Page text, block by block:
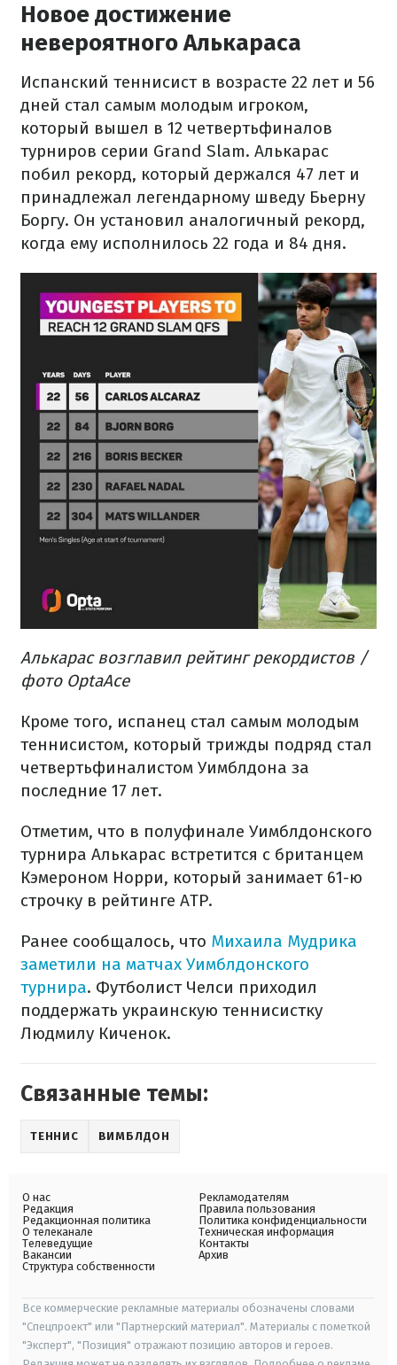
Новое достижение
невероятного Алькараса
Испанский теннисист в возрасте 22 лет и 56
дней стал самым молодым игроком,
который вышел в 12 четвертьфиналов
турниров серии Grand Slam. Алькарас
побил рекорд, который держался 47 лет и
принадлежал легендарному шведу Бьерну
Боргу. Он установил аналогичный рекорд,
когда ему исполнилось 22 года и 84 дня.
Алькарас возглавил рейтинг рекордистов /
фото OptaAce
Кроме того, испанец стал самым молодым
теннисистом, который трижды подряд стал
четвертьфиналистом Уимблдона за
последние 17 лет.
Отметим, что в полуфинале Уимблдонского
турнира Алькарас встретится с британцем
Кэмероном Норри, который занимает 61-ю
строчку в рейтинге АТР.
Ранее сообщалось, что Михаила Мудрика
заметили на матчах Уимблдонского
турнира. Футболист Челси приходил
поддержать украинскую теннисистку
Людмилу Киченок.
Связанные темы:
ТЕННИС ВИМБЛДОН
О нас
Редакция
Редакционная политика
О телеканале
Телеведущие
Вакансии
Структура собственности
Рекламодателям
Правила пользования
Политика конфиденциальности
Техническая информация
Контакты
Архив
Все коммерческие рекламные материалы обозначены словами
"Спецпроект" или "Партнерский материал". Материалы с пометкой
"Эксперт", "Позиция" отражают позицию авторов и героев.